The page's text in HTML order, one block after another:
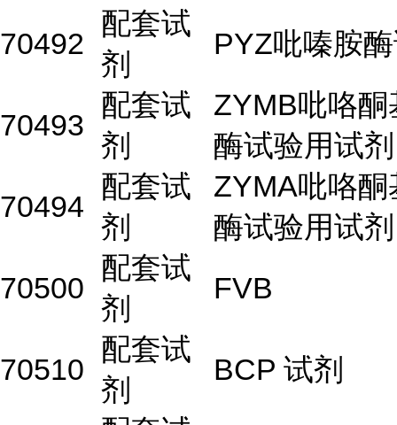
70492
配套试
剂
PYZ吡嗪胺
70493
配套试
剂
ZYMB吡咯酮
酶试验用试剂
70494
配套试
剂
ZYMA吡咯酮
酶试验用试剂
70500
配套试
剂
FVB
70510
配套试
剂
BCP 试剂